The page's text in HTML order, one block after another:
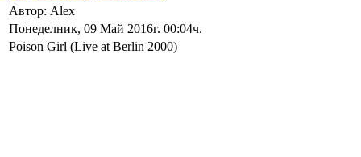
Автор: Alex
Понеделник, 09 Май 2016г. 00:04ч.
Poison Girl (Live at Berlin 2000)